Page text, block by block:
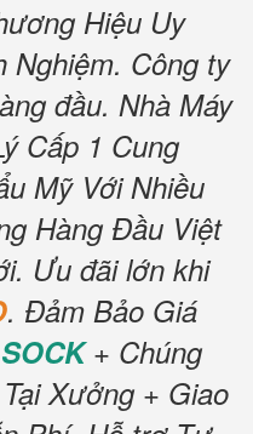
Hiệu Uy
Nghiệm. Công ty
đầu. Nhà Máy
Cấp 1 Cung
Mỹ Với Nhiều
Hàng Đầu Việt
Ưu đãi lớn khi
. Đảm Bảo Giá
+ Chúng
Xưởng + Giao